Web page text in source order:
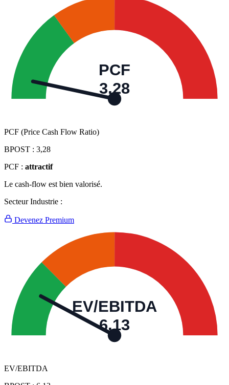
PCF
3,28
PCF (Price Cash Flow Ratio)
BPOST : 3,28
PCF : attractif
Le cash-flow est bien valorisé.
Secteur Industrie :
Devenez Premium
EV/EBITDA
6,13
EV/EBITDA